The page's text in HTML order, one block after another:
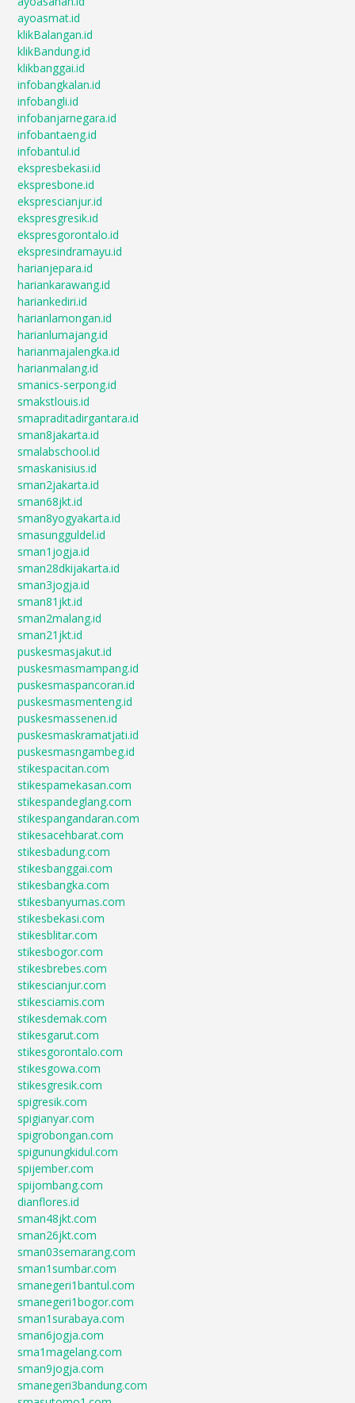
ayoasmat.id
klikBalangan.id
klikBandung.id
klikbanggai.id
infobangkalan.id
infobangli.id
infobanjarnegara.id
infobantaeng.id
infobantul.id
ekspresbekasi.id
ekspresbone.id
eksprescianjur.id
ekspresgresik.id
ekspresgorontalo.id
ekspresindramayu.id
harianjepara.id
hariankarawang.id
hariankediri.id
harianlamongan.id
harianlumajang.id
harianmajalengka.id
harianmalang.id
smanics-serpong.id
smakstlouis.id
smapraditadirgantara.id
sman8jakarta.id
smalabschool.id
smaskanisius.id
sman2jakarta.id
sman68jkt.id
sman8yogyakarta.id
smasungguldel.id
sman1jogja.id
sman28dkijakarta.id
sman3jogja.id
sman81jkt.id
sman2malang.id
sman21jkt.id
puskesmasjakut.id
puskesmasmampang.id
puskesmaspancoran.id
puskesmasmenteng.id
puskesmassenen.id
puskesmaskramatjati.id
puskesmasngambeg.id
stikespacitan.com
stikespamekasan.com
stikespandeglang.com
stikespangandaran.com
stikesacehbarat.com
stikesbadung.com
stikesbanggai.com
stikesbangka.com
stikesbanyumas.com
stikesbekasi.com
stikesblitar.com
stikesbogor.com
stikesbrebes.com
stikescianjur.com
stikesciamis.com
stikesdemak.com
stikesgarut.com
stikesgorontalo.com
stikesgowa.com
stikesgresik.com
spigresik.com
spigianyar.com
spigrobongan.com
spigunungkidul.com
spijember.com
spijombang.com
dianflores.id
sman48jkt.com
sman26jkt.com
sman03semarang.com
sman1sumbar.com
smanegeri1bantul.com
smanegeri1bogor.com
sman1surabaya.com
sman6jogja.com
sma1magelang.com
sman9jogja.com
smanegeri3bandung.com